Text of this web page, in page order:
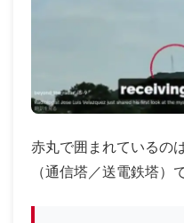
赤丸で囲まれているの
（通信塔／送電鉄塔）